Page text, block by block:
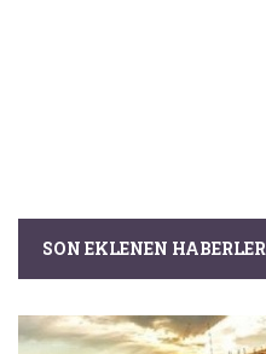
SON EKLENEN HABERLER